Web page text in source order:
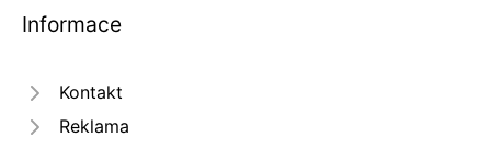
Informace
Kontakt
Reklama